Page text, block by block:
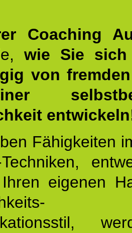
Coaching
wie Sie
von
Fähigkeiten
eigenen